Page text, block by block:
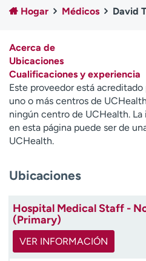
Atención a medios de
comunicación
Contáctenos
A
y
ú
d
m
e
n
o
Hogar Médicos David
Acerca de
Ubicaciones
Cualificaciones y experiencia
Este proveedor está
uno o más centros de
ningún centro de UCHealth.
en esta página puede ser de
UCHealth.
Ubicaciones
Hospital Medical Staff -
(Primary)
VER INFORMACIÓN